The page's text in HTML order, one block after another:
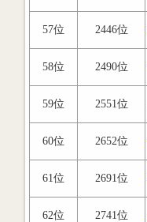
57位 2446位
58位 2490位
59位 2551位
60位 2652位
61位 2691位
62位 2741位